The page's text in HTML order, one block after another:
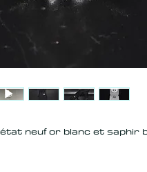
neuf or blanc et saphir